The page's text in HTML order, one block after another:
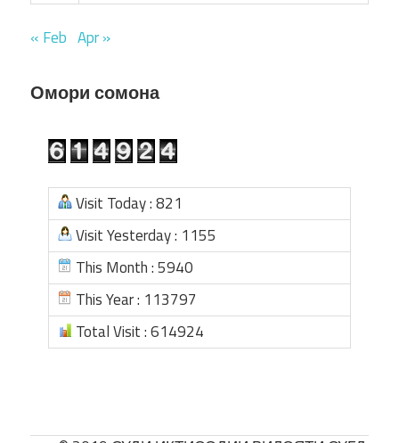
« Feb Apr »
Омори сомона
Visit Today : 821
Visit Yesterday : 1155
This Month : 5940
This Year : 113797
Total Visit : 614924